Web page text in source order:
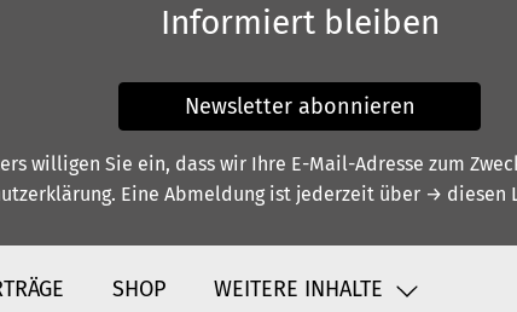
Informiert bleiben
Newsletter abonnieren
willigen Sie ein, dass wir Ihre E-Mail-Adresse zum
. Eine Abmeldung ist jederzeit über → diesen
SHOP WEITERE INHALTE